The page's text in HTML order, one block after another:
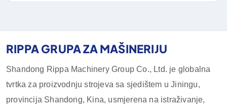
RIPPA GRUPA ZA MAŠINERIJU
Shandong Rippa Machinery Group Co., Ltd. je globalna
tvrtka za proizvodnju strojeva sa sjedištem u Jiningu,
provincija Shandong, Kina, usmjerena na istraživanje,